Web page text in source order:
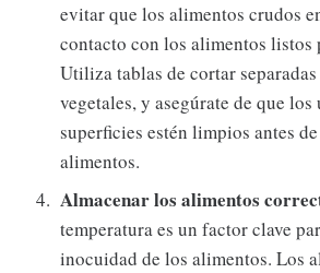
evitar que los alimentos crudos
contacto con los alimentos listos
Utiliza tablas de cortar
vegetales, y asegúrate de que
superficies estén limpios antes
alimentos.
Almacenar los alimentos
temperatura es un factor clave
inocuidad de los alimentos. Los